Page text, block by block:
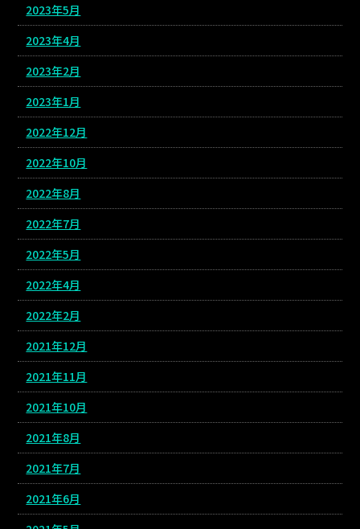
2023年5月
2023年4月
2023年2月
2023年1月
2022年12月
2022年10月
2022年8月
2022年7月
2022年5月
2022年4月
2022年2月
2021年12月
2021年11月
2021年10月
2021年8月
2021年7月
2021年6月